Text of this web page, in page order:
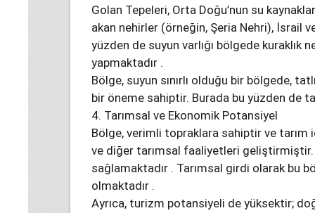
Golan Tepeleri, Orta Doğu’nun su
akan nehirler (örneğin, Şeria Nehri), İsrail
yüzden de suyun varlığı bölgede kuraklık
yapmaktadır .
Bölge, suyun sınırlı olduğu bir bölgede,
bir öneme sahiptir. Burada bu yüzden de
4. Tarımsal ve Ekonomik Potansiyel
Bölge, verimli topraklara sahiptir ve tarım
ve diğer tarımsal faaliyetleri
sağlamaktadır . Tarımsal girdi olarak bu
olmaktadır .
Ayrıca, turizm potansiyeli de yüksektir;